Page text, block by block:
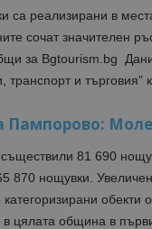
са реализирани в
сочат значителен
за Bgtourism.bg
транспорт и
Пампорово:
81 690
870 нощувки.
категоризирани
цялата община в